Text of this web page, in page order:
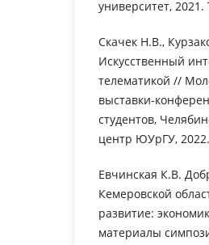
университет, 2021.
Скачек Н.В.,
Искусственный
телематикой //
выставки-
студентов,
центр ЮУрГУ,
Евчинская К.В.
Кемеровской
развитие:
материалы